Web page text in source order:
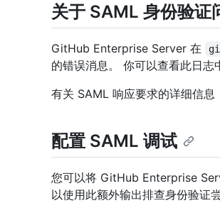
关于 SAML 身份验证
GitHub Enterprise Server 在
的错误消息。 你可以查看此日志
有关 SAML 响应要求的详细信息
配置 SAML 调试
您可以将 GitHub Enterprise
以使用此额外输出排查身份验证